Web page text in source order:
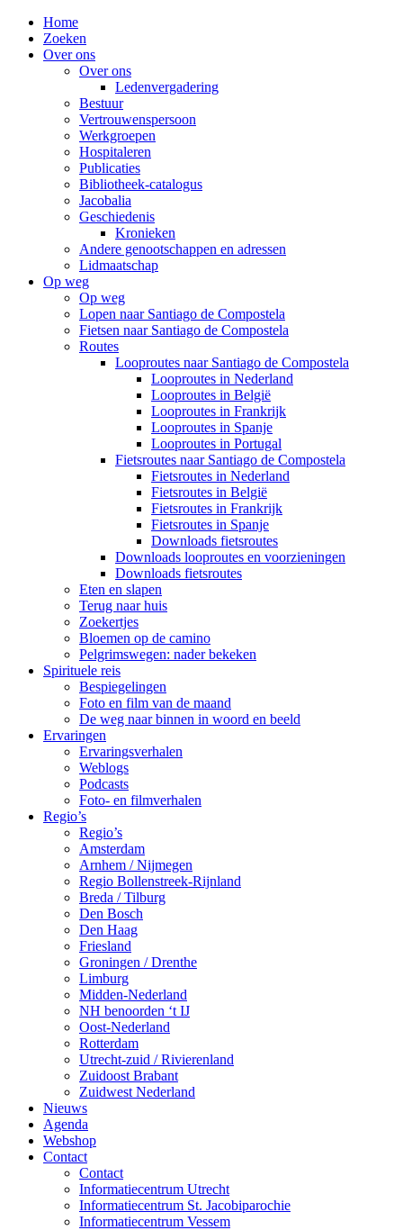
Home
Zoeken
Over ons
Over ons
Ledenvergadering
Bestuur
Vertrouwenspersoon
Werkgroepen
Hospitaleren
Publicaties
Bibliotheek-catalogus
Jacobalia
Geschiedenis
Kronieken
Andere genootschappen en adressen
Lidmaatschap
Op weg
Op weg
Lopen naar Santiago de Compostela
Fietsen naar Santiago de Compostela
Routes
Looproutes naar Santiago de Compostela
Looproutes in Nederland
Looproutes in België
Looproutes in Frankrijk
Looproutes in Spanje
Looproutes in Portugal
Fietsroutes naar Santiago de Compostela
Fietsroutes in Nederland
Fietsroutes in België
Fietsroutes in Frankrijk
Fietsroutes in Spanje
Downloads fietsroutes
Downloads looproutes en voorzieningen
Downloads fietsroutes
Eten en slapen
Terug naar huis
Zoekertjes
Bloemen op de camino
Pelgrimswegen: nader bekeken
Spirituele reis
Bespiegelingen
Foto en film van de maand
De weg naar binnen in woord en beeld
Ervaringen
Ervaringsverhalen
Weblogs
Podcasts
Foto- en filmverhalen
Regio’s
Regio’s
Amsterdam
Arnhem / Nijmegen
Regio Bollenstreek-Rijnland
Breda / Tilburg
Den Bosch
Den Haag
Friesland
Groningen / Drenthe
Limburg
Midden-Nederland
NH benoorden ‘t IJ
Oost-Nederland
Rotterdam
Utrecht-zuid / Rivierenland
Zuidoost Brabant
Zuidwest Nederland
Nieuws
Agenda
Webshop
Contact
Contact
Informatiecentrum Utrecht
Informatiecentrum St. Jacobiparochie
Informatiecentrum Vessem